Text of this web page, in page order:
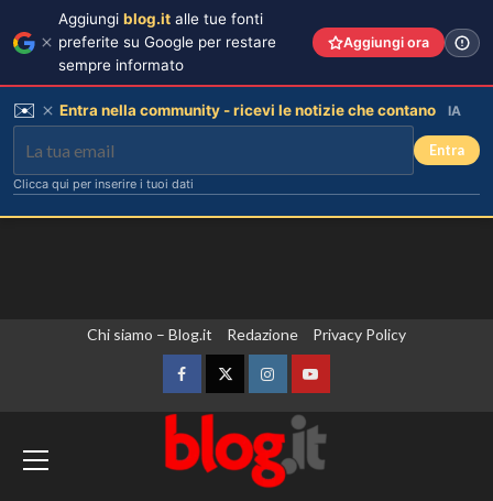
Chi siamo – Blog.it Redazione Privacy Policy
FacebookTwitterInstagramYouTube
Aggiungi blog.it alle tue fonti
preferite su Google per restare
sempre informato
Aggiungi ora
✉️ Entra nella community - ricevi le notizie che contano IA
Entra
Clicca qui per inserire i tuoi dati